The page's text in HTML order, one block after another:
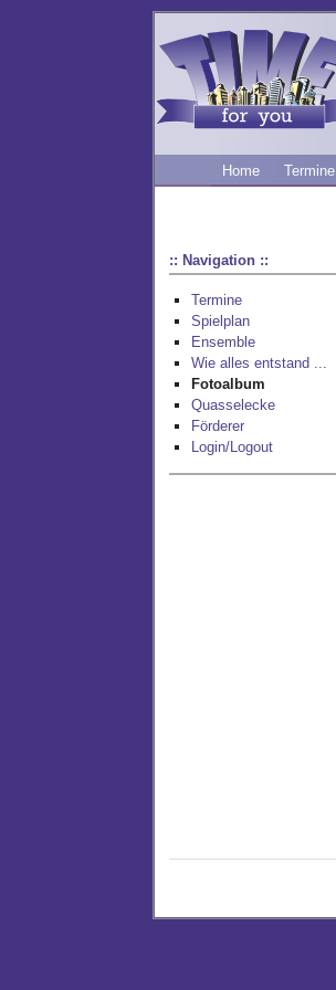
Home Termine
:: Navigation ::
Termine
Spielplan
Ensemble
Wie alles entstand ...
Fotoalbum
Quasselecke
Förderer
Login/Logout